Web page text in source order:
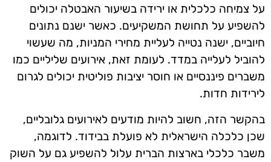
על צמיחה כלכלית או ירידה בשיעור האבטלה יכולים
להשפיע על תחושת המשקיעים. כאשר ישנם נתונים
חיוביים, ישנה נטייה לעליית מחירי המניות, מה שעשוי
להוביל לעלייה במדד. לעומת זאת, אירועים שליליים כמו
משברים פיננסיים או חוסר יציבות פוליטית יכולים לגרום
לירידות חדות.
בהקשר הזה, חשוב להיות מודעים לאירועים גלובליים,
שכן כלכלה הישראלית לא פועלת בבידוד. לדוגמה,
משבר כלכלי בארצות הברית עלול להשפיע גם על השוק